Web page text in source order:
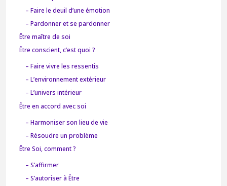
– Faire le deuil d’une émotion
– Pardonner et se pardonner
Être maître de soi
Être conscient, c’est quoi ?
– Faire vivre les ressentis
– L’environnement extérieur
– L’univers intérieur
Être en accord avec soi
– Harmoniser son lieu de vie
– Résoudre un problème
Être Soi, comment ?
– S’affirmer
– S’autoriser à Être